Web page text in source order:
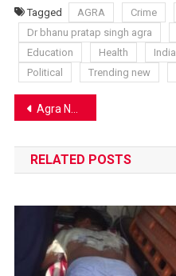
Tagged AGRA Crime
Dr bhanu pratap singh agra
Education
Health India
Political
Trending new
Post
navigation
Agra News: स्वस्थ और संस्कारित पीढ़ी के लिए आगरा में शुरू हुई ‘गर्भाधान संस्कार एवं मैटरनिटी होम सेवा’
RELATED POSTS